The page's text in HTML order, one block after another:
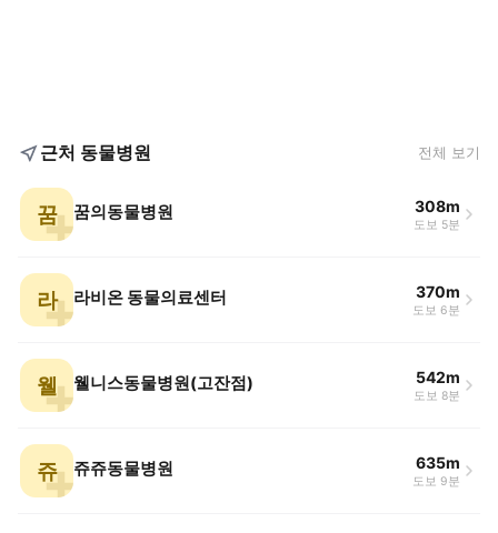
근처 동물병원 전체 보기
꿈 꿈의동물병원 308m
도보 5분
라 라비온 동물의료센터 370m
도보 6분
웰 웰니스동물병원(고잔점) 542m
도보 8분
쥬 쥬쥬동물병원 635m
도보 9분